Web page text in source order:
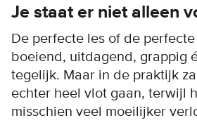
Je staat er niet alleen
De perfecte les of de
boeiend, uitdagend, grappig
tegelijk. Maar in de praktijk
echter heel vlot gaan, terwijl
misschien veel moeilijker